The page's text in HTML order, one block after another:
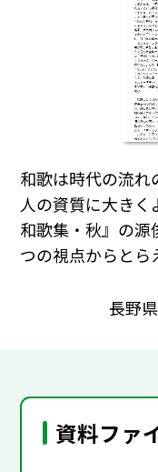
和歌は時代の流
人の資質に大きく
和歌集・秋』の
つの視点からとら
長野
資料ファ